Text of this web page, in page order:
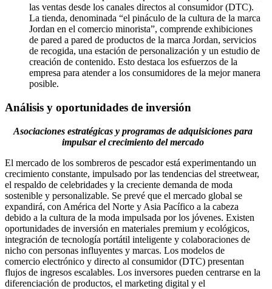
las ventas desde los canales directos al consumidor (DTC).
La tienda, denominada “el pináculo de la cultura de la marca
Jordan en el comercio minorista”, comprende exhibiciones
de pared a pared de productos de la marca Jordan, servicios
de recogida, una estación de personalización y un estudio de
creación de contenido. Esto destaca los esfuerzos de la
empresa para atender a los consumidores de la mejor manera
posible.
Análisis y oportunidades de inversión
Asociaciones estratégicas y programas de adquisiciones para
impulsar el crecimiento del mercado
El mercado de los sombreros de pescador está experimentando un
crecimiento constante, impulsado por las tendencias del streetwear,
el respaldo de celebridades y la creciente demanda de moda
sostenible y personalizable. Se prevé que el mercado global se
expandirá, con América del Norte y Asia Pacífico a la cabeza
debido a la cultura de la moda impulsada por los jóvenes. Existen
oportunidades de inversión en materiales premium y ecológicos,
integración de tecnología portátil inteligente y colaboraciones de
nicho con personas influyentes y marcas. Los modelos de
comercio electrónico y directo al consumidor (DTC) presentan
flujos de ingresos escalables. Los inversores pueden centrarse en la
diferenciación de productos, el marketing digital y el